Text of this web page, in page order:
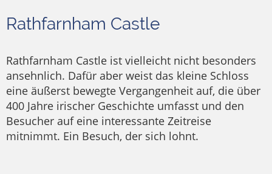
Rathfarnham Castle
Rathfarnham Castle ist vielleicht nicht besonders
ansehnlich. Dafür aber weist das kleine Schloss
eine äußerst bewegte Vergangenheit auf, die über
400 Jahre irischer Geschichte umfasst und den
Besucher auf eine interessante Zeitreise
mitnimmt. Ein Besuch, der sich lohnt.